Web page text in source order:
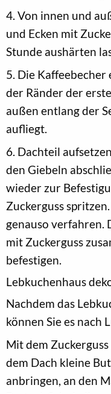
4. Von innen und
und Ecken mit
Stunde aushärten
5. Die
der Ränder der
außen entlang der
aufliegt.
6. Dachteil
den Giebeln
wieder zur
Zuckerguss
genauso verfahren.
mit Zuckerguss
befestigen.
Lebkuchenhaus
Nachdem das
können Sie es nach
Mit dem
dem Dach kleine
anbringen, an den